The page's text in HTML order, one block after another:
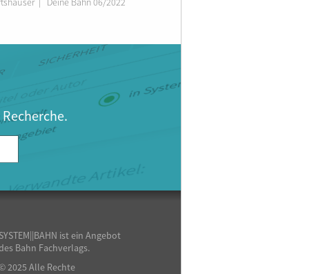
| Deine Bahn 06/2022
SYSTEM||BAHN ist ein Angebot
Bahn Fachverlags.
2025 Alle Rechte